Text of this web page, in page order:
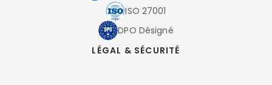
ISO 27001
DPO Désigné
LÉGAL & SÉCURITÉ